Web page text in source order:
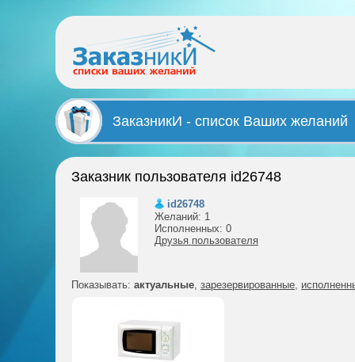
ЗаказникИ - список Ваших желаний
Заказник пользователя id26748
id26748
Желаний: 1
Исполненных: 0
Друзья пользователя
Показывать: актуальные, зарезервированные,